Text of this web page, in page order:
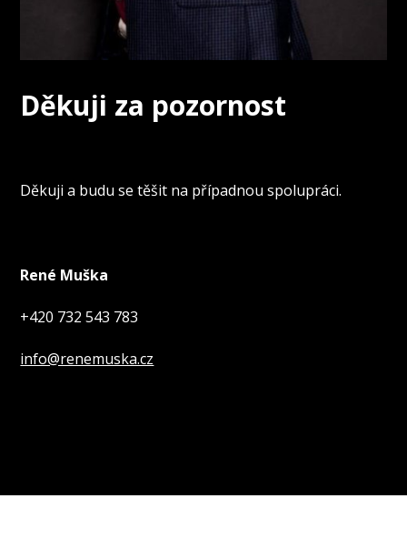
Děkuji za pozornost
Děkuji a budu se těšit na případnou spolupráci.
René Muška
+420 732 543 783
info@renemuska.cz